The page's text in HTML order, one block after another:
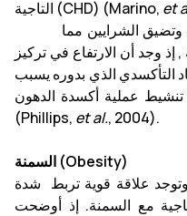
التاجية (CHD) (Marino, et
وجد أن الارتفاع في تركيز
التأكسدي الذي بدوره يسبب
تنشيط عملية أكسدة الدهون
(Phillips, et al., 2004).
السمنة (Obesity)
وتوجد علاقة قوية تربط شدة
مع السمنة. إذ أوضحت